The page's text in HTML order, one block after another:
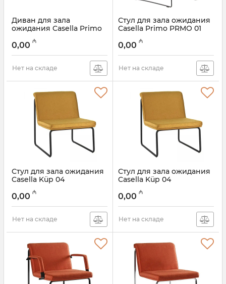
Диван для зала
ожидания Casella Primo
0,00 ₼
Нет на складе
Стул для зала ожидания
Casella Primo PRMO 01
0,00 ₼
Нет на складе
Стул для зала ожидания
Casella Küp 04
0,00 ₼
Нет на складе
Стул для зала ожидания
Casella Küp 04
0,00 ₼
Нет на складе